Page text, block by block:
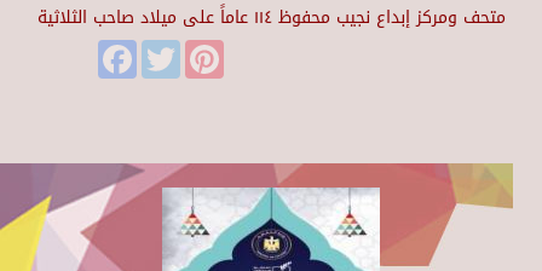
متحف ومركز إبداع نجيب محفوظ ١١٤ عاماً على ميلاد صاحب الثلاثية
FacebookTwitter